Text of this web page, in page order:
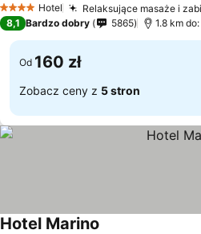
4 KategoriaHotel Relaksujące masaże i
8,1 Bardzo dobry 5865 1.8 km
Od 160 zł
Zobacz ceny z 5 stron
Hotel Marino